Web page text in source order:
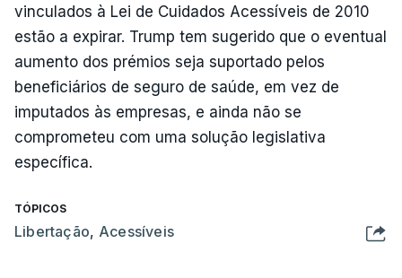
vinculados à Lei de Cuidados Acessíveis de 2010
estão a expirar. Trump tem sugerido que o eventual
aumento dos prémios seja suportado pelos
beneficiários de seguro de saúde, em vez de
imputados às empresas, e ainda não se
comprometeu com uma solução legislativa
específica.
TÓPICOS
Libertação, Acessíveis